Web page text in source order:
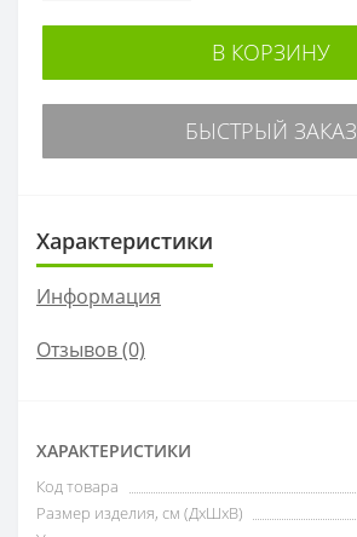
В КОРЗИНУ
БЫСТРЫЙ ЗАКАЗ
Характеристики
Информация
Отзывов (0)
ХАРАКТЕРИСТИКИ
Код товара
Размер изделия, см (ДxШxВ)